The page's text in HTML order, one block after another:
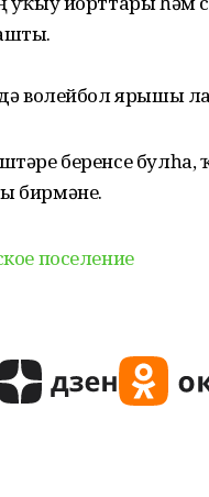
волейбол ярышы
беренсе
бирмәне.
поселение